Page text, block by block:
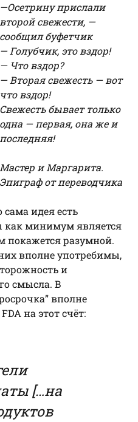
—Осетрину прислали
второй свежести, —
сообщил буфетчик
— Голубчик, это вздор!
— Что вздор?
— Вторая свежесть — вот
что вздор!
Свежесть бывает только
одна — первая, она же и
последняя!
Мастер и Маргарита.
Эпиграф от переводчика
идея есть
как минимум является
покажется разумной.
вполне употребимы,
и
смысла. В
вполне
на этот счёт:
[…на